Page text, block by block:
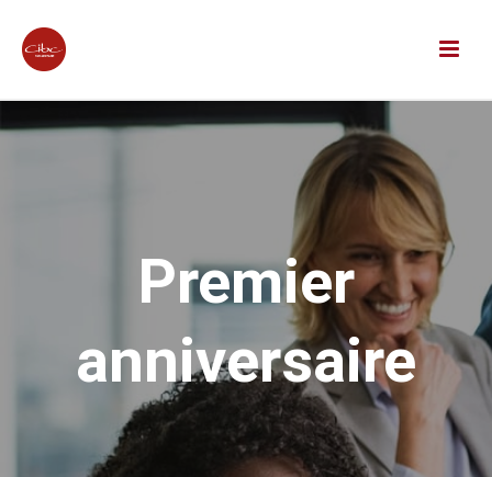
Premier
anniversaire